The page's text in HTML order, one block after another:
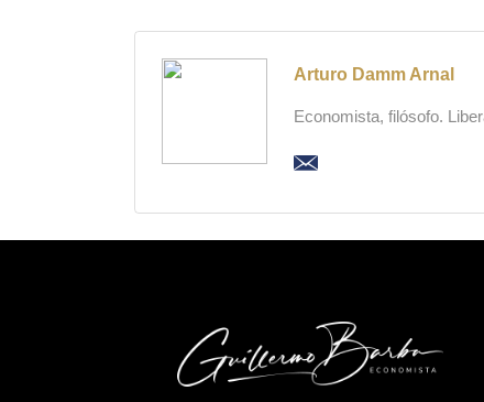
Arturo Damm Arnal
Economista, filósofo.